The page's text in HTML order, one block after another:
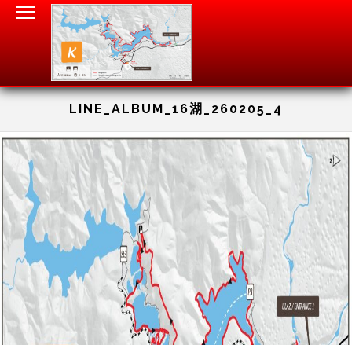
LINE_ALBUM_16湖_260205_4